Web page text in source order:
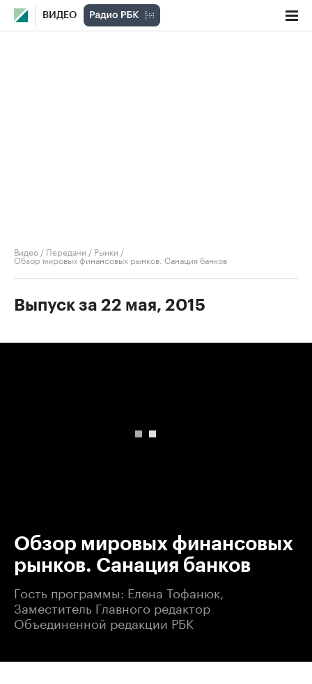
ВИДЕО
Видео / Передачи / Рынки /
Обзор мировых финансовых рынков. Санация банков
Выпуск за 22 мая, 2015
Обзор мировых финансовых
рынков. Санация банков
Гость программы: Елена Тофанюк,
Заместитель Главного редактор
Объединенной редакции РБК